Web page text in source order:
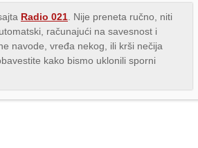
Radio 021 . Nije preneta ručno, niti
računajući na savesnost i
navode, vređa nekog, ili krši nečija
kako bismo uklonili sporni